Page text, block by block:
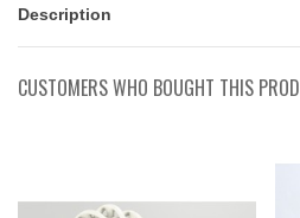
Description
CUSTOMERS WHO BOUGHT THIS